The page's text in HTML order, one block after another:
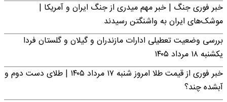
خبر فوری جنگ | خبر مهم میدری از جنگ ایران و آمریکا |
موشک‌های ایران به واشنگتن رسیدند
بررسی وضعیت تعطیلی ادارات مازندران و گیلان و گلستان فردا
یکشنبه ۱۸ مرداد ۱۴۰۵
خبر فوری از قیمت طلا امروز شنبه ۱۷ مرداد ۱۴۰۵ | طلای دست دوم و
آبشده چند؟